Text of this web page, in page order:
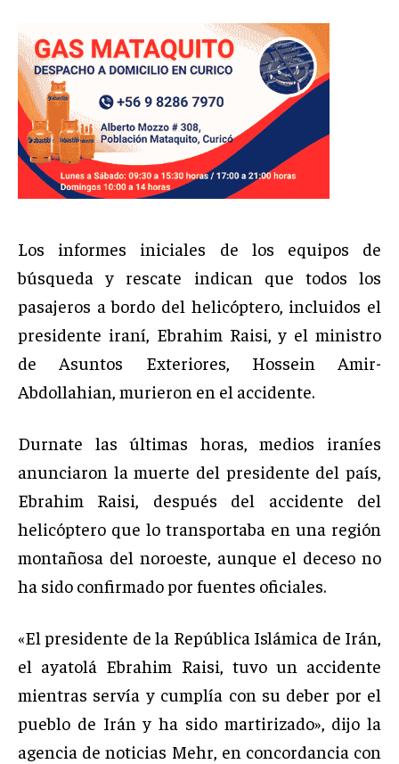
Los informes iniciales de los equipos de
búsqueda y rescate indican que todos los
pasajeros a bordo del helicóptero, incluidos el
presidente iraní, Ebrahim Raisi, y el ministro
de Asuntos Exteriores, Hossein Amir-
Abdollahian, murieron en el accidente.
Durnate las últimas horas, medios iraníes
anunciaron la muerte del presidente del país,
Ebrahim Raisi, después del accidente del
helicóptero que lo transportaba en una región
montañosa del noroeste, aunque el deceso no
ha sido confirmado por fuentes oficiales.
«El presidente de la República Islámica de Irán,
el ayatolá Ebrahim Raisi, tuvo un accidente
mientras servía y cumplía con su deber por el
pueblo de Irán y ha sido martirizado», dijo la
agencia de noticias Mehr, en concordancia con